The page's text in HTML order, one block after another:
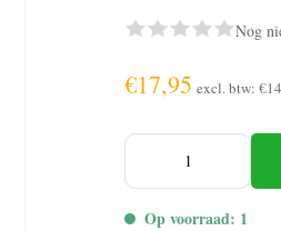
Nog
€17,95 excl. btw:
Op voorraad: 1